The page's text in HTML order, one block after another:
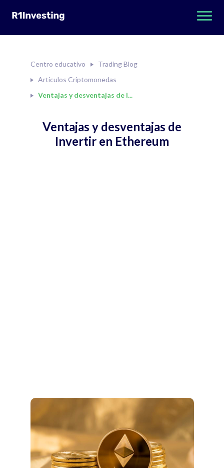
Centro educativo
Trading Blog
Articulos Criptomonedas
Ventajas y desventajas de I...
Ventajas y desventajas de
Invertir en Ethereum